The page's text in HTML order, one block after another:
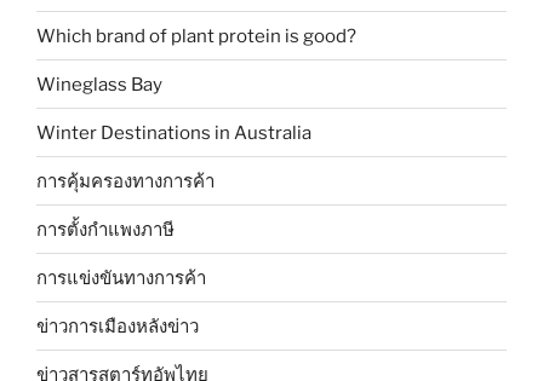
Which brand of plant protein is good?
Wineglass Bay
Winter Destinations in Australia
การคุ้มครองทางการค้า
การตั้งกำแพงภาษี
การแข่งขันทางการค้า
ข่าวการเมืองหลังข่าว
ข่าวสารสตาร์ทอัพไทย